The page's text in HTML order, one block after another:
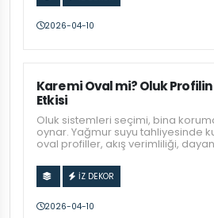
2026-04-10
Kare mi Oval mi? Oluk
Etkisi
Oluk sistemleri seçimi, bina
oynar. Yağmur suyu tahliyesinde
oval profiller, akış verimliliği,
İZ DEKOR
2026-04-10